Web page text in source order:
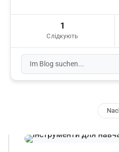
1
Слідкують